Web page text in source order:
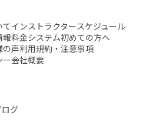
てインストラクタースケジュール
報料金システム初めての方へ
の声利用規約・注意事項
ー会社概要
グ